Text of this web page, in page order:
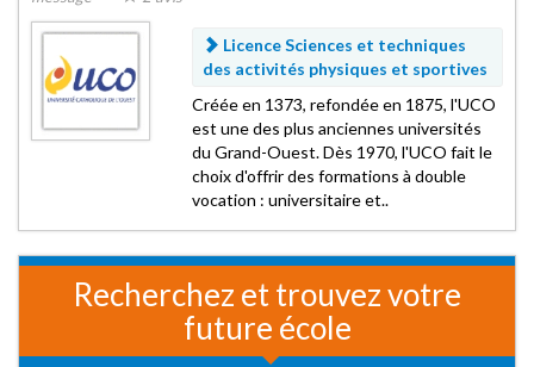
Licence Sciences et techniques
des activités physiques et sportives
Créée en 1373, refondée en 1875, l'UCO
est une des plus anciennes universités
du Grand-Ouest. Dès 1970, l'UCO fait le
choix d'offrir des formations à double
vocation : universitaire et..
Recherchez et trouvez votre
future école